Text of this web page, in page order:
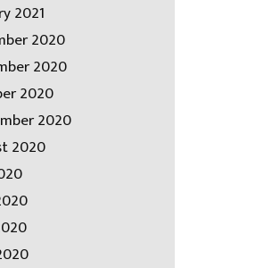
2021
2020
2020
2020
2020
2020